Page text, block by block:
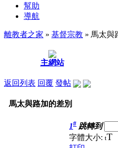
幫助
導航
離教者之家 » 基督宗教 » 馬太與
主網站
返回列表 回覆 發帖
馬太與路加的差別
1# 跳轉到
字體大小: tT